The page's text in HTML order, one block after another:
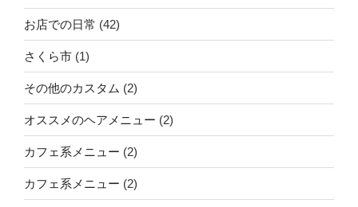
お店での日常 (42)
さくら市 (1)
その他のカスタム (2)
オススメのヘアメニュー (2)
カフェ系メニュー (2)
カフェ系メニュー (2)